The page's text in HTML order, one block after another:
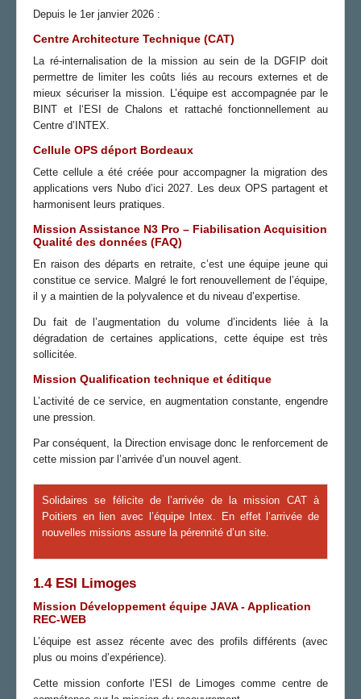
Depuis le 1er janvier 2026 :
Centre Architecture Technique (CAT)
La ré-internalisation de la mission au sein de la DGFIP doit
permettre de limiter les coûts liés au recours externes et de
mieux sécuriser la mission. L’équipe est accompagnée par le
BINT et l‘ESI de Chalons et rattaché fonctionnellement au
Centre d’INTEX.
Cellule OPS déport Bordeaux
Cette cellule a été créée pour accompagner la migration des
applications vers Nubo d’ici 2027. Les deux OPS partagent et
harmonisent leurs pratiques.
Mission Assistance N3 Pro – Fiabilisation Acquisition
Qualité des données (FAQ)
En raison des départs en retraite, c’est une équipe jeune qui
constitue ce service. Malgré le fort renouvellement de l’équipe,
il y a maintien de la polyvalence et du niveau d’expertise.
Du fait de l’augmentation du volume d’incidents liée à la
dégradation de certaines applications, cette équipe est très
sollicitée.
Mission Qualification technique et éditique
L’activité de ce service, en augmentation constante, engendre
une pression.
Par conséquent, la Direction envisage donc le renforcement de
cette mission par l’arrivée d’un nouvel agent.
Solidaires se félicite de l’arrivée de la mission CAT à
Poitiers en lien avec l’équipe Intex. En effet l’arrivée de
nouvelles missions assure la pérennité d’un site.
1.4 ESI Limoges
Mission Développement équipe JAVA - Application
REC-WEB
L’équipe est assez récente avec des profils différents (avec
plus ou moins d’expérience).
Cette mission conforte l’ESI de Limoges comme centre de